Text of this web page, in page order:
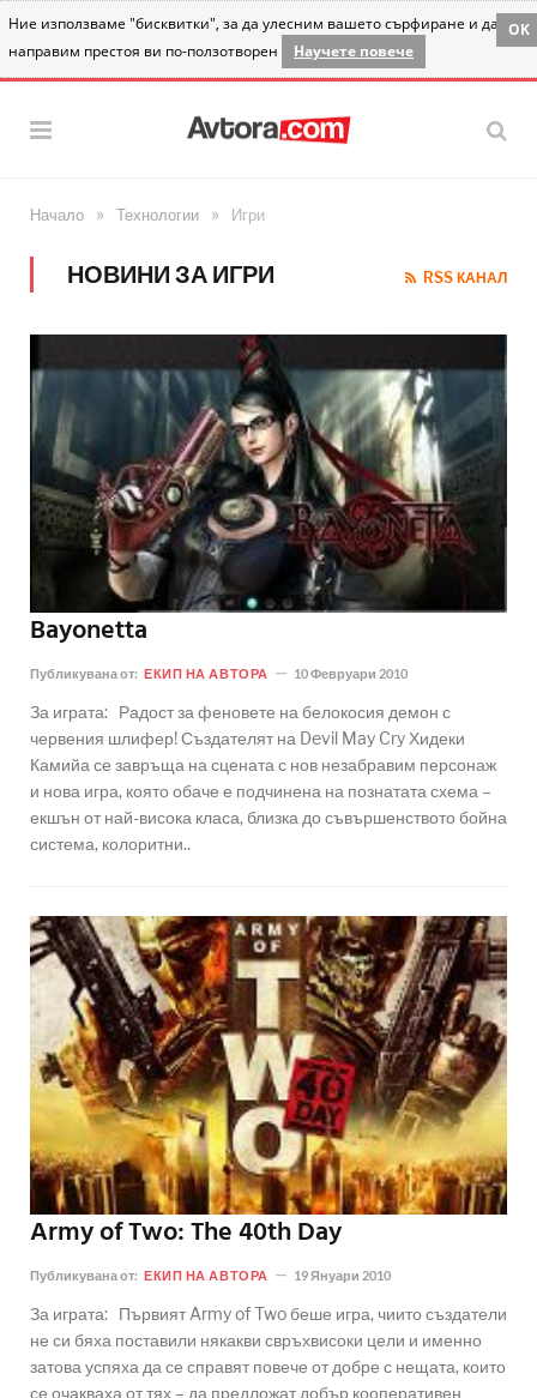
Ние използваме "бисквитки", за да улесним вашето сърфиране и да
направим престоя ви по-ползотворен
Научете повече
OK
Начало » Технологии » Игри
НОВИНИ ЗА ИГРИ RSS КАНАЛ
Bayonetta
Публикувана от: ЕКИП НА АВТОРА 10 Февруари 2010
За играта: Радост за феновете на белокосия демон с
червения шлифер! Създателят на Devil May Cry Хидеки
Камийа се завръща на сцената с нов незабравим персонаж
и нова игра, която обаче е подчинена на познатата схема –
екшън от най-висока класа, близка до съвършенството бойна
система, колоритни..
Army of Two: The 40th Day
Публикувана от: ЕКИП НА АВТОРА 19 Януари 2010
За играта: Първият Army of Two беше игра, чиито създатели
не си бяха поставили някакви свръхвисоки цели и именно
затова успяха да се справят повече от добре с нещата, които
се очакваха от тях – да предложат добър кооперативен